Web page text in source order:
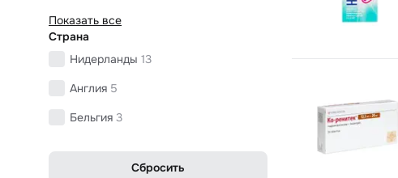
Показать все
Страна
Нидерланды 13
Англия 5
Бельгия 3
Сбросить